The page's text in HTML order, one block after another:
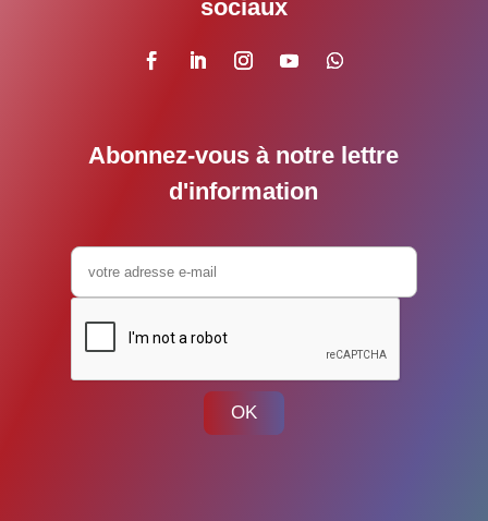
sociaux
Abonnez-vous à notre lettre
d'information
OK